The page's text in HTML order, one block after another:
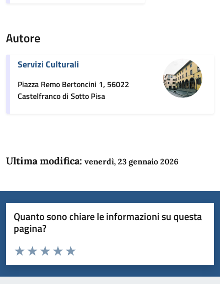
Autore
Servizi Culturali
Piazza Remo Bertoncini 1, 56022
Castelfranco di Sotto Pisa
Ultima modifica: venerdì, 23 gennaio 2026
Quanto sono chiare le informazioni su questa
pagina?
Domanda
Valuta da 1 a 5 stelle la pagina
Valuta 5 stelle su 5
Valuta 4 stelle su 5
Valuta 3 stelle su 5
Valuta 2 stelle su 5
Valuta 1 stelle su 5